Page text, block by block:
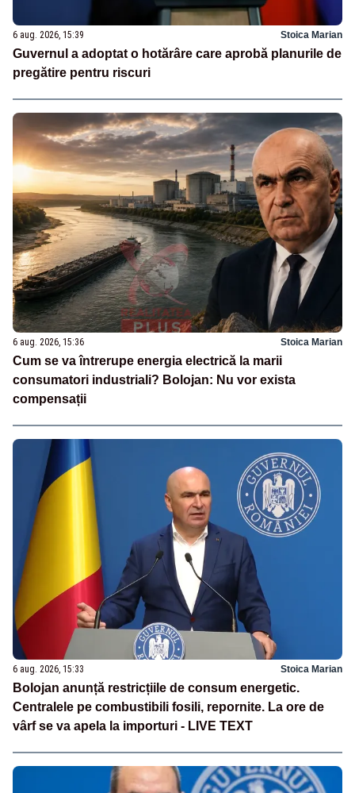
6 aug. 2026, 15:39 Stoica Marian
Guvernul a adoptat o hotărâre care aprobă planurile de
pregătire pentru riscuri
6 aug. 2026, 15:36 Stoica Marian
Cum se va întrerupe energia electrică la marii
consumatori industriali? Bolojan: Nu vor exista
compensații
6 aug. 2026, 15:33 Stoica Marian
Bolojan anunță restricțiile de consum energetic.
Centralele pe combustibili fosili, repornite. La ore de
vârf se va apela la importuri - LIVE TEXT